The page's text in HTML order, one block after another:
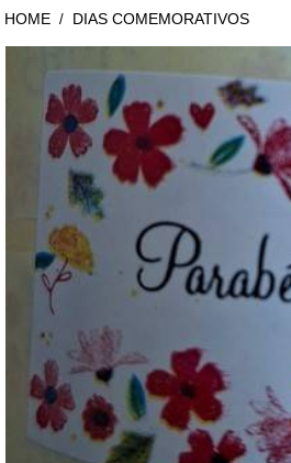
HOME / DIAS COMEMORATIVOS